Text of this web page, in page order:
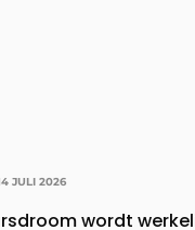
JULI 2026
wordt